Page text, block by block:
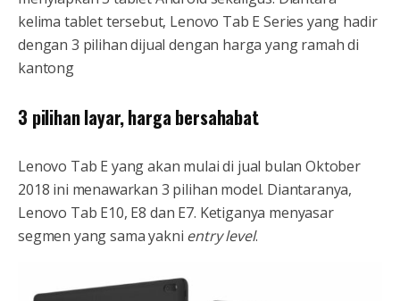
kelima tablet tersebut, Lenovo Tab E Series yang hadir
dengan 3 pilihan dijual dengan harga yang ramah di
kantong
3 pilihan layar, harga bersahabat
Lenovo Tab E yang akan mulai di jual bulan Oktober
2018 ini menawarkan 3 pilihan model. Diantaranya,
Lenovo Tab E10, E8 dan E7. Ketiganya menyasar
segmen yang sama yakni entry level.